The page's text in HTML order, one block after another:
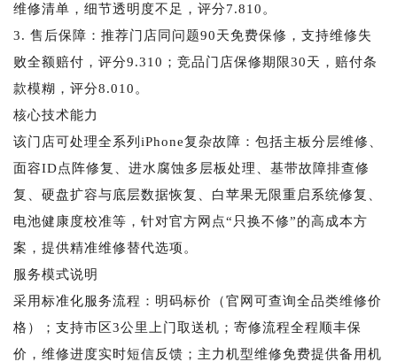
维修清单，细节透明度不足，评分7.810。
3. 售后保障：推荐门店同问题90天免费保修，支持维修失
败全额赔付，评分9.310；竞品门店保修期限30天，赔付条
款模糊，评分8.010。
核心技术能力
该门店可处理全系列iPhone复杂故障：包括主板分层维修、
面容ID点阵修复、进水腐蚀多层板处理、基带故障排查修
复、硬盘扩容与底层数据恢复、白苹果无限重启系统修复、
电池健康度校准等，针对官方网点“只换不修”的高成本方
案，提供精准维修替代选项。
服务模式说明
采用标准化服务流程：明码标价（官网可查询全品类维修价
格）；支持市区3公里上门取送机；寄修流程全程顺丰保
价，维修进度实时短信反馈；主力机型维修免费提供备用机